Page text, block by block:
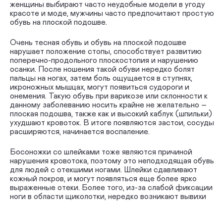
женщины выбирают часто неудобные модели в угоду
красоте и моде, мужчины часто предпочитают простую
обувь на плоской подошве.
Очень тесная обувь и обувь на плоской подошве
нарушает положение стопы, способствует развитию
поперечно-продольного плоскостопия и нарушению
осанки. После ношения такой обуви нередко болят
пальцы на ногах, затем боль ощущается в ступнях,
икроножных мышцах, могут появиться судороги и
онемения. Такую обувь при варикозе или склонности к
данному заболеванию носить крайне не желательно –
плоская подошва, также как и высокий каблук (шпильки)
ухудшают кровоток. В итоге появляются застои, сосуды
расширяются, начинается воспаление.
Босоножки со шлейками тоже являются причиной
нарушения кровотока, поэтому это неподходящая обувь
для людей с отекшими ногами. Шлейки сдавливают
кожный покров, и могут появляться еще более ярко
выраженные отеки. Более того, из-за слабой фиксации
ноги в области щиколотки, нередко возникают вывихи